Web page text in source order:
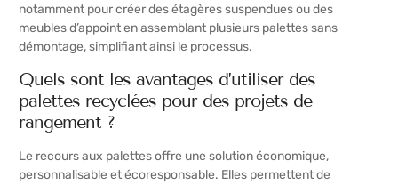
notamment pour créer des étagères suspendues ou des
meubles d’appoint en assemblant plusieurs palettes sans
démontage, simplifiant ainsi le processus.
Quels sont les avantages d’utiliser des
palettes recyclées pour des projets de
rangement ?
Le recours aux palettes offre une solution économique,
personnalisable et écoresponsable. Elles permettent de